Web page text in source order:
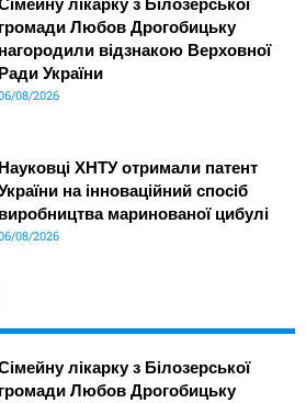
громади Любов Дрогобицьку
нагородили відзнакою Верховної
Ради України
08/2026
Науковці ХНТУ отримали патент
на інноваційний спосіб
виробництва маринованої цибулі
08/2026
лікарку з Білозерської
громади Любов Дрогобицьку